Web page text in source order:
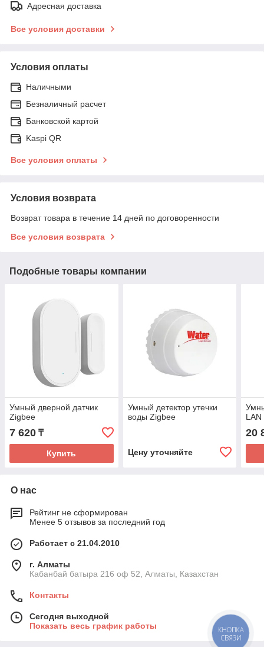
Адресная доставка
Все условия доставки
Условия оплаты
Наличными
Безналичный расчет
Банковской картой
Kaspi QR
Все условия оплаты
Условия возврата
Возврат товара в течение 14 дней по договоренности
Все условия возврата
Подобные товары компании
Умный дверной датчик
Zigbee
7 620 ₸
Купить
Умный детектор утечки
воды Zigbee
Цену уточняйте
20
О нас
Рейтинг не сформирован
Менее 5 отзывов за последний год
Работает с 21.04.2010
г. Алматы
Кабанбай батыра 216 оф 52, Алматы, Казахстан
Контакты
Сегодня выходной
Показать весь график работы
КНОПКА
СВЯЗИ